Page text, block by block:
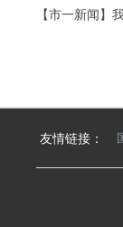
【市一新闻】
友情链接：